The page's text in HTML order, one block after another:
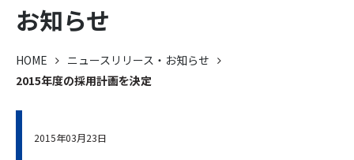
お知らせ
HOME
ニュースリリース・お知らせ
2015年度の採用計画を決定
2015年03月23日